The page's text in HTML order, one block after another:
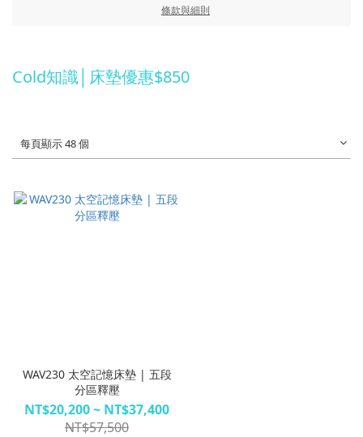
條款與細則
Cold知識│床墊優惠$850
每頁顯示 48 個
WAV230 太空記憶床墊 | 五段
分區釋壓
NT$20,200 ~ NT$37,400
NT$57,500